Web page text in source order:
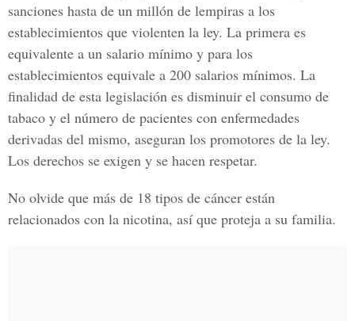
sanciones hasta de un millón de lempiras a los
establecimientos que violenten la ley. La primera es
equivalente a un salario mínimo y para los
establecimientos equivale a 200 salarios mínimos. La
finalidad de esta legislación es disminuir el consumo de
tabaco y el número de pacientes con enfermedades
derivadas del mismo, aseguran los promotores de la ley.
Los derechos se exigen y se hacen respetar.
No olvide que más de 18 tipos de cáncer están
relacionados con la nicotina, así que proteja a su familia.